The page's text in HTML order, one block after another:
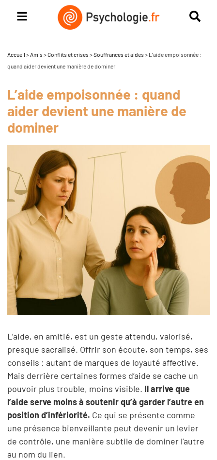
Accueil > Amis >Conflits et crises >Souffrances et aides > L’aide empoisonnée :
quand aider devient une manière de dominer
L’aide empoisonnée : quand
aider devient une manière de
dominer
L’aide, en amitié, est un geste attendu, valorisé,
presque sacralisé. Offrir son écoute, son temps, ses
conseils : autant de marques de loyauté affective.
Mais derrière certaines formes d’aide se cache un
pouvoir plus trouble, moins visible. Il arrive que
l’aide serve moins à soutenir qu’à garder l’autre en
position d’infériorité. Ce qui se présente comme
une présence bienveillante peut devenir un levier
de contrôle, une manière subtile de dominer l’autre
au nom du lien.